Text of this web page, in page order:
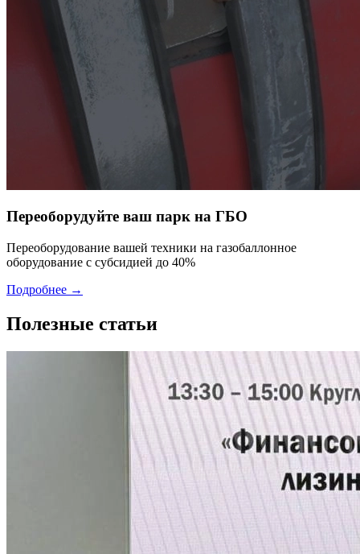
Переоборудуйте ваш парк на ГБО
Переоборудование вашей техники на газобаллонное
оборудование с субсидией до 40%
Подробнее →
Полезные статьи